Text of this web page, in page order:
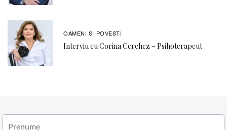
OAMENI SI POVESTI
Interviu cu Corina Cerchez – Psihoterapeut